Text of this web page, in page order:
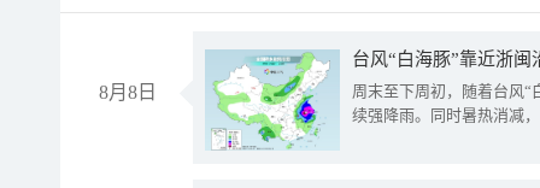
8月8日
台风“白海豚”靠近浙
周末至下周初，随着台风“
续强降雨。同时暑热消减